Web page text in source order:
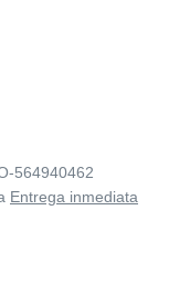
564940462
Entrega inmediata